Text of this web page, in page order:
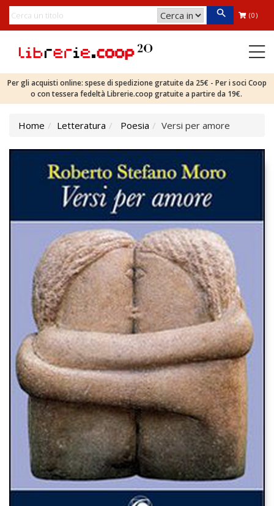
(0)
Per gli acquisti online: spese di spedizione gratuite da 25€ - Per i soci Coop
o con tessera fedeltà Librerie.coop gratuite a partire da 19€.
Home Letteratura Poesia Versi per amore